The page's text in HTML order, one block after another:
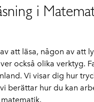
i
att läsa, någon av att
också olika verktyg.
Vi visar dig hur
berättar hur du kan